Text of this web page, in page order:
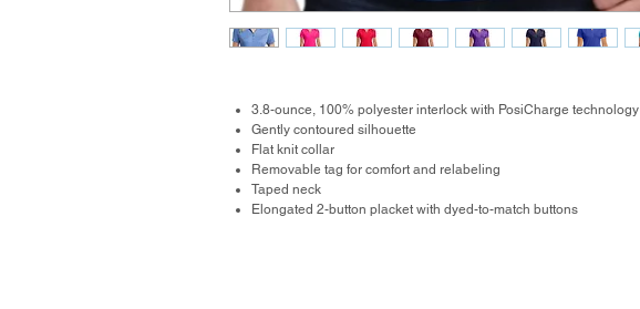
3.8-ounce, 100% polyester interlock with PosiCharge technology
Gently contoured silhouette
Flat knit collar
Removable tag for comfort and relabeling
Taped neck
Elongated 2-button placket with dyed-to-match buttons